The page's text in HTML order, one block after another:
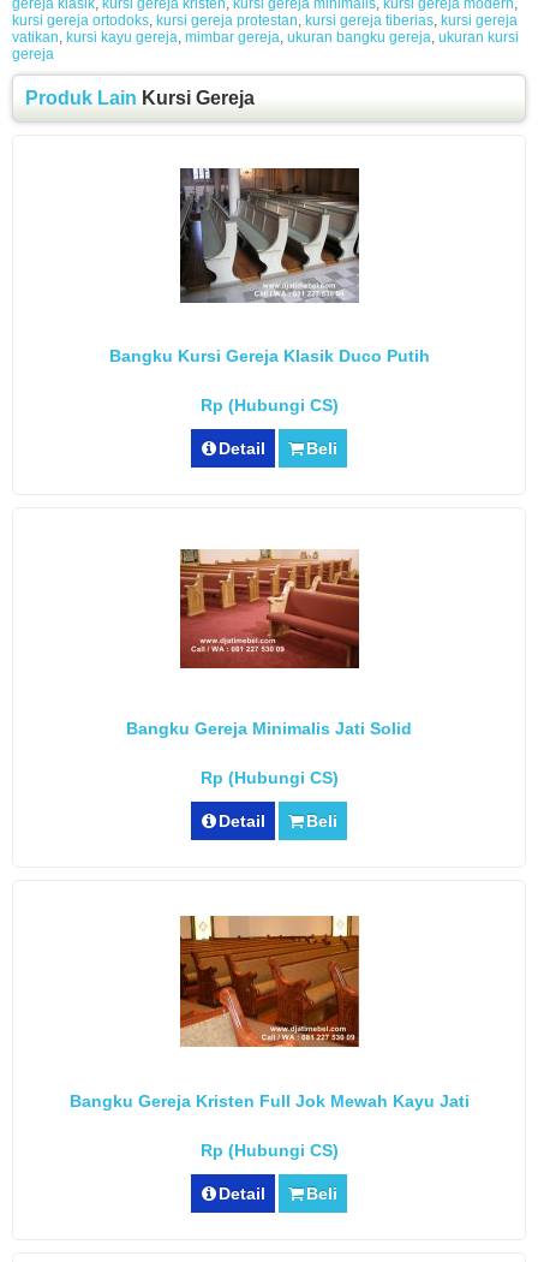
kursi gereja ortodoks kursi gereja protestan kursi gereja tiberias kursi gereja
vatikan kursi kayu gereja mimbar gereja ukuran bangku gereja ukuran kursi
gereja
Produk Lain Kursi Gereja
Bangku Kursi Gereja Klasik Duco Putih
Rp (Hubungi CS)
Detail Beli
Bangku Gereja Minimalis Jati Solid
Rp (Hubungi CS)
Detail Beli
Bangku Gereja Kristen Full Jok Mewah Kayu Jati
Rp (Hubungi CS)
Detail Beli